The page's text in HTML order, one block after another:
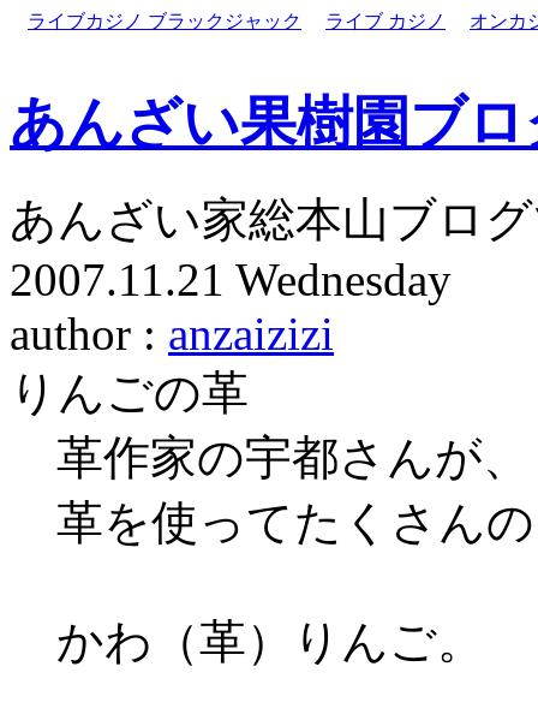
ライブカジノ ブラックジャック ライブ カジノ オンカ
あんざい果樹園ブ
あんざい家総本山ブロ
2007.11.21 Wednesday
author : anzaizizi
りんごの革
革作家の宇都さんが、
革を使ってたくさん
かわ（革）りんご。